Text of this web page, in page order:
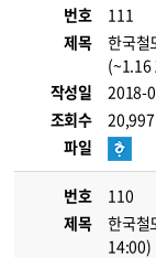
번호
111
제목
한국철
(~1.16
작성일
2018-
조회수
20,997
파일
번호
110
제목
한국철
14:00)